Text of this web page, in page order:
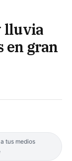
lluvia
en gran
tus medios